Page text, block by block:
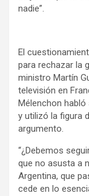
nadie”.
El
para rechazar la
ministro Martín
televisión en
Mélenchon habló
y utilizó la figura
argumento.
“¿Debemos
que no asusta a
Argentina, que
cede en lo